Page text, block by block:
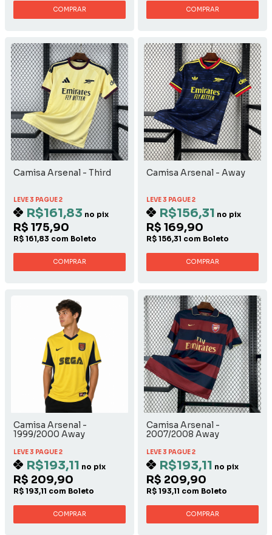
COMPRAR COMPRAR
Camisa Arsenal - Third
LEVE 3 PAGUE 2
R$161,83 no pix
R$ 175,90
R$ 161,83 com Boleto
COMPRAR
Camisa Arsenal - Away
LEVE 3 PAGUE 2
R$156,31 no pix
R$ 169,90
R$ 156,31 com Boleto
COMPRAR
Camisa Arsenal -
1999/2000 Away
LEVE 3 PAGUE 2
R$193,11 no pix
R$ 209,90
R$ 193,11 com Boleto
COMPRAR
Camisa Arsenal -
2007/2008 Away
LEVE 3 PAGUE 2
R$193,11 no pix
R$ 209,90
R$ 193,11 com Boleto
COMPRAR